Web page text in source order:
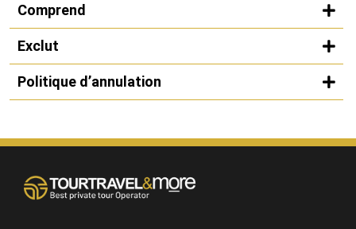
Comprend
Exclut
Politique d’annulation